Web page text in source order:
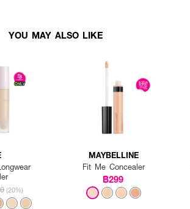
YOU MAY ALSO LIKE
(20%)
MAYBELLINE
Fit Me Concealer
฿299